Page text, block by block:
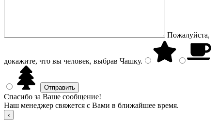
Пожалуйста,
докажите, что вы человек, выбрав Чашку.
Спасибо за Ваше сообщение!
Наш менеджер свяжется с Вами в ближайшее время.